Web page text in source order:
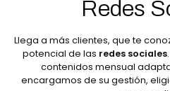
Redes
Llega a más clientes, que te
potencial de las redes sociales
contenidos mensual
encargamos de su gestión,